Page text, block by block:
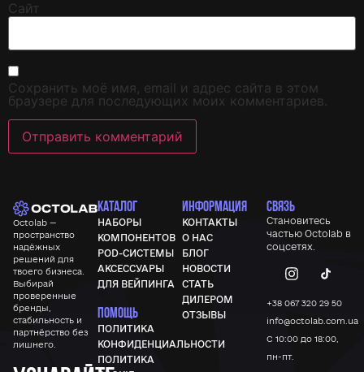
Сайт
Сохранить моё имя, email и адрес сайта в этом
браузере для последующих моих комментариев.
Octolab —
пространство
надёжных
решений для
твоего бизнеса.
Выбирай
проверенные
бренды,
стабильность и
партнёрство без
лишнего.
КАТАЛОГ
НАБОРЫ
КОМПОНЕНТОВ
POD-СИСТЕМЫ
АКСЕССУАРЫ
ДЛЯ ВЕЙПИНГА
ПОМОЩЬ
ПОЛИТИКА
КОНФИДЕНЦИАЛЬНОСТИ
ПОЛИТИКА
ИНФОРМАЦИЯ
КОНТАКТЫ
О НАС
БЛОГ
НОВОСТИ
СТАТЬ
ДИЛЕРОМ
ОТЗЫВЫ
СВЯЗЬ
Становитесь
частью Octolab в
соцсетях.
+38 067 320 29 50
info@octolab.com.ua
С 10:00 до 18:00,
пн-пт.